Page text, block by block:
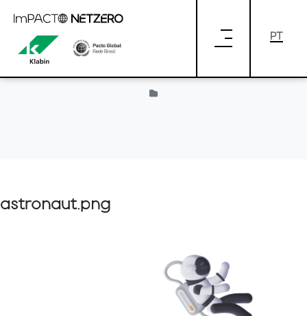
Provided by Liferay
astronaut.png